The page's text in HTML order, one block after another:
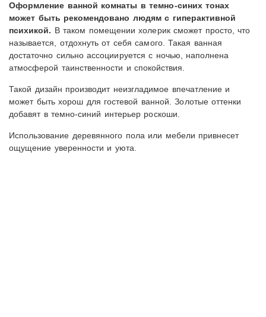
Оформление ванной комнаты в темно-синих тонах
может быть рекомендовано людям с гиперактивной
психикой. В таком помещении холерик сможет просто, что
называется, отдохнуть от себя самого. Такая ванная
достаточно сильно ассоциируется с ночью, наполнена
атмосферой таинственности и спокойствия.
Такой дизайн производит неизгладимое впечатление и
может быть хорош для гостевой ванной. Золотые оттенки
добавят в темно-синий интерьер роскоши.
Использование деревянного пола или мебели привнесет
ощущение уверенности и уюта.